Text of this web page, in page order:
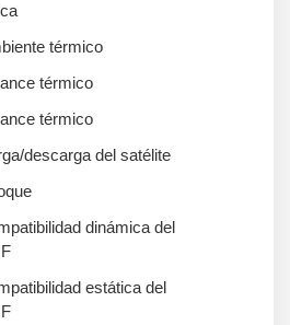
térmico
térmico
térmico
descarga del satélite
dinámica del
estática del